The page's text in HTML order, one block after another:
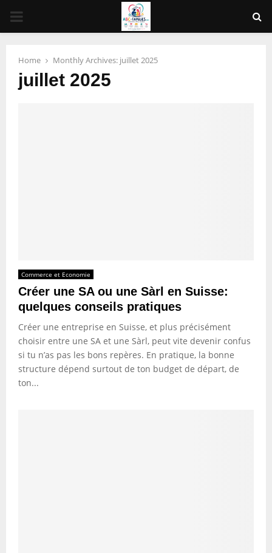
PRIMARY
Home Monthly Archives: juillet 2025
juillet 2025
Commerce et Economie
Créer une SA ou une Sàrl en Suisse:
quelques conseils pratiques
Créer une entreprise en Suisse, et plus précisément
choisir entre une SA et une Sàrl, peut vite devenir confus
si tu n’as pas les bons repères. En pratique, la bonne
structure dépend surtout de ton budget de départ, de
ton...